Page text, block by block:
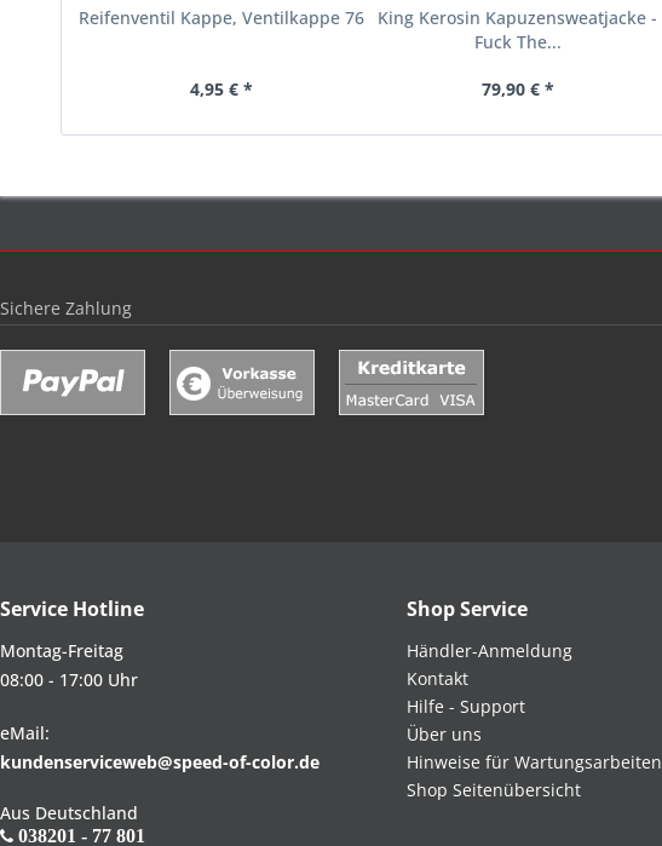
Reifenventil Kappe, Ventilkappe 76
4,95 € *
King Kerosin Kapuzensweatjacke -
Fuck The...
79,90 € *
Sichere Zahlung
Service Hotline
Montag-Freitag
08:00 - 17:00 Uhr
eMail:
kundenserviceweb@speed-of-color.de
Aus Deutschland
038201 - 77 801
Shop Service
Händler-Anmeldung
Kontakt
Hilfe - Support
Über uns
Hinweise für Wartungsarbeiten
Shop Seitenübersicht